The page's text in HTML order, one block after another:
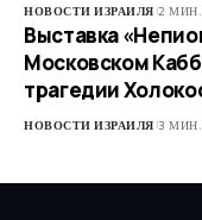
НОВОСТИ ИЗРАИЛЯ 2
Выставка
Московском
трагедии
НОВОСТИ ИЗРАИЛЯ 3